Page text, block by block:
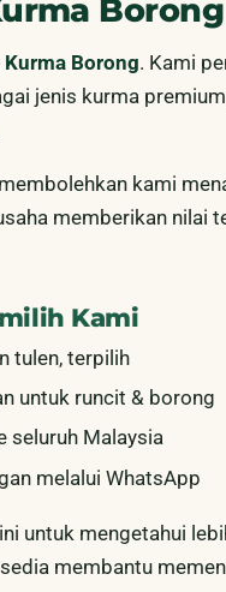
Borong
Kurma Borong. Kami
jenis kurma
kami
memberikan nilai
Kami
tulen, terpilih
untuk runcit & borong
seluruh Malaysia
melalui WhatsApp
untuk mengetahui
membantu